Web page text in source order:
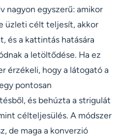
nagyon egyszerű: amikor
üzleti célt teljesít, akkor
és a kattintás hatására
a letöltődése. Ha ez
érzékeli, hogy a látogató a
pontosan
és behúzta a strigulát
célteljesülés. A módszer
de maga a konverzió